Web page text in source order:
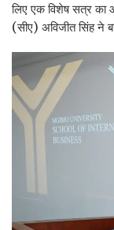
लिए एक विशेष सत्र का
(सीए) अविजीत सिंह ने